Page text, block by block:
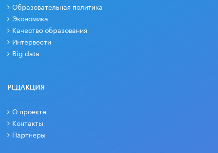
Образовательная политика
Экономика
Качество образования
Интервести
Big data
РЕДАКЦИЯ
О проекте
Контакты
Партнеры